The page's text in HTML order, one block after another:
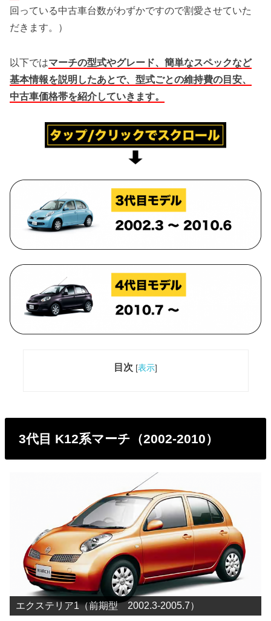
回っている中古車台数がわずかですので割愛させていた
だきます。）
以下ではマーチの型式やグレード、簡単なスペックなど
基本情報を説明したあとで、型式ごとの維持費の目安、
中古車価格帯を紹介していきます。
目次 [表示]
3代目 K12系マーチ（2002-2010）
エクステリア1（前期型 2002.3-2005.7）